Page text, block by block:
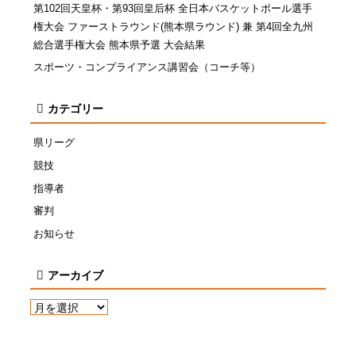
第102回天皇杯・第93回皇后杯 全日本バスケットボール選手
権大会 ファーストラウンド(熊本県ラウンド) 兼 第4回全九州
総合選手権大会 熊本県予選 大会結果
スポーツ・コンプライアンス講習会（コーチ等）
カテゴリー
県リーグ
競技
指導者
審判
お知らせ
アーカイブ